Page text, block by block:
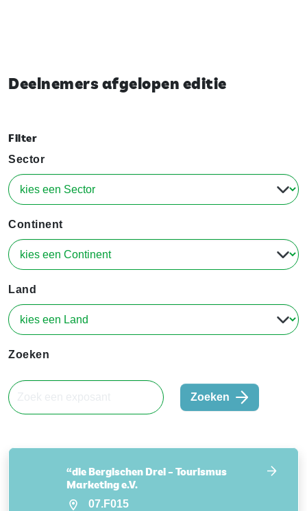
Deelnemers afgelopen editie
Filter
Sector
Continent
Land
Zoeken
Zoeken
“die Bergischen Drei – Tourismus
Marketing e.V.
07.F015